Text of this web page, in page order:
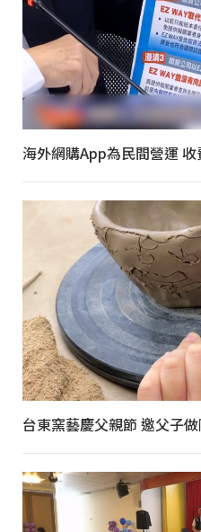
海外網購App為民間營運
台東窯藝慶父親節 邀父子